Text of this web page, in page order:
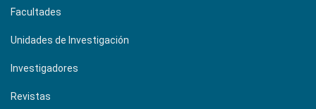
Facultades
Unidades de Investigación
Investigadores
Revistas